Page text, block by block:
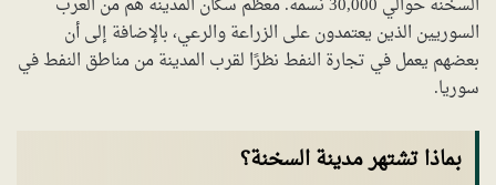
السوريين الذين يعتمدون على الزراعة والرعي، بالإضافة إلى أن
بعضهم يعمل في تجارة النفط نظرًا لقرب المدينة من مناطق النفط في
سوريا.
بماذا تشتهر مدينة السخنة؟